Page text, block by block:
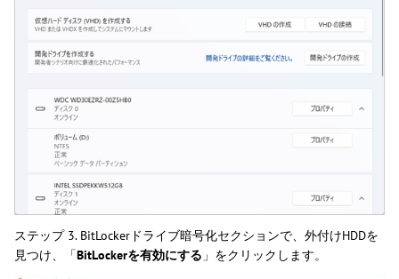
ステップ 3. BitLockerドライブ暗号化セクションで、外付けHDDを
見つけ、「BitLockerを有効にする 」をクリックします。